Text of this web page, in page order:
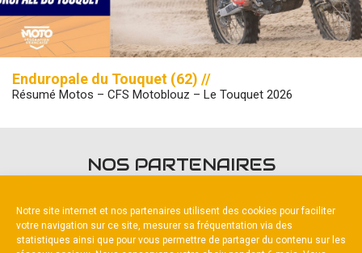
Notre site internet et nos partenaires utilisent des cookies pour faciliter
votre navigation sur ce site, mesurer sa fréquentation via des
statistiques ainsi que pour vous permettre de partager du contenu sur les
Enduropale du Touquet (62) //
Résumé Motos – CFS Motoblouz – Le Touquet 2026
NOS PARTENAIRES